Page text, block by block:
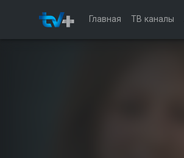
Главная ТВ каналы